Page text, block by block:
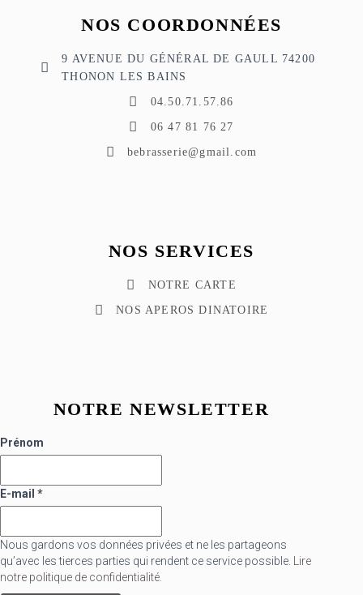
NOS COORDONNÉES
9 AVENUE DU GÉNÉRAL DE GAULL 74200
THONON LES BAINS
04.50.71.57.86
06 47 81 76 27
bebrasserie@gmail.com
NOS SERVICES
NOTRE CARTE
NOS APEROS DINATOIRE
NOTRE NEWSLETTER
Prénom
E-mail *
Nous gardons vos données privées et ne les partageons
qu’avec les tierces parties qui rendent ce service possible.
Lire
notre politique de confidentialité.